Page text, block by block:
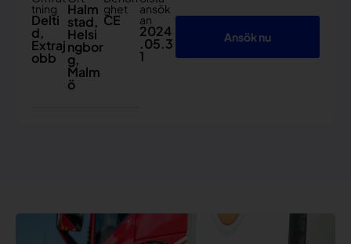
tning
Delti
d,
Extraj
obb
Halm
stad,
Helsi
ngbor
g,
Malm
ö
ghet
CE
ansök
an
2024
.05.3
1
Ansök nu